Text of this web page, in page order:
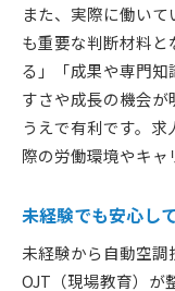
未経験か
自動空調技術
空調設備
自動空調
ワークラ
長期的に
将来性重視の
将来性あ
また、実際に働い
も重要な判断材料
る」「成果や専門
すさや成長の機会
うえで有利です。
際の労働環境やキャ
未経験でも安心し
未経験から自動空
OJT（現場教育）が